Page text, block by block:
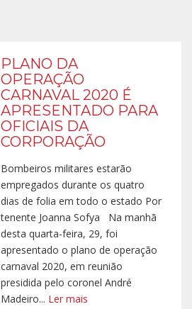
PLANO DA
OPERAÇÃO
CARNAVAL 2020 É
APRESENTADO PARA
OFICIAIS DA
CORPORAÇÃO
Bombeiros militares estarão
empregados durante os quatro
dias de folia em todo o estado Por
tenente Joanna Sofya Na manhã
desta quarta-feira, 29, foi
apresentado o plano de operação
carnaval 2020, em reunião
presidida pelo coronel André
Madeiro... Ler mais